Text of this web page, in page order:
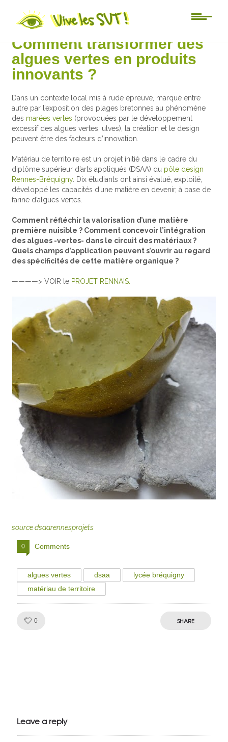
Au jour le jour
Comment transformer des
algues vertes en produits
innovants ?
Dans un contexte local mis à rude épreuve, marqué entre
autre par l’exposition des plages bretonnes au phénomène
des marées vertes (provoquées par le développement
excessif des algues vertes, ulves), la création et le design
peuvent être des facteurs d’innovation.
Matériau de territoire est un projet initié dans le cadre du
diplôme supérieur d’arts appliqués (DSAA) du pôle design
Rennes-Bréquigny. Dix étudiants ont ainsi évalué, exploité,
développé les capacités d’une matière en devenir, à base de
farine d’algues vertes.
Comment réfléchir la valorisation d’une matière
première nuisible ? Comment concevoir l’intégration
des algues -vertes- dans le circuit des matériaux ?
Quels champs d’application peuvent s’ouvrir au regard
des spécificités de cette matière organique ?
————> VOIR le PROJET RENNAIS.
source dsaarennesprojets
0 Comments
algues vertes dsaa
lycée bréquigny
matériau de territoire
0 SHARE
Leave a reply